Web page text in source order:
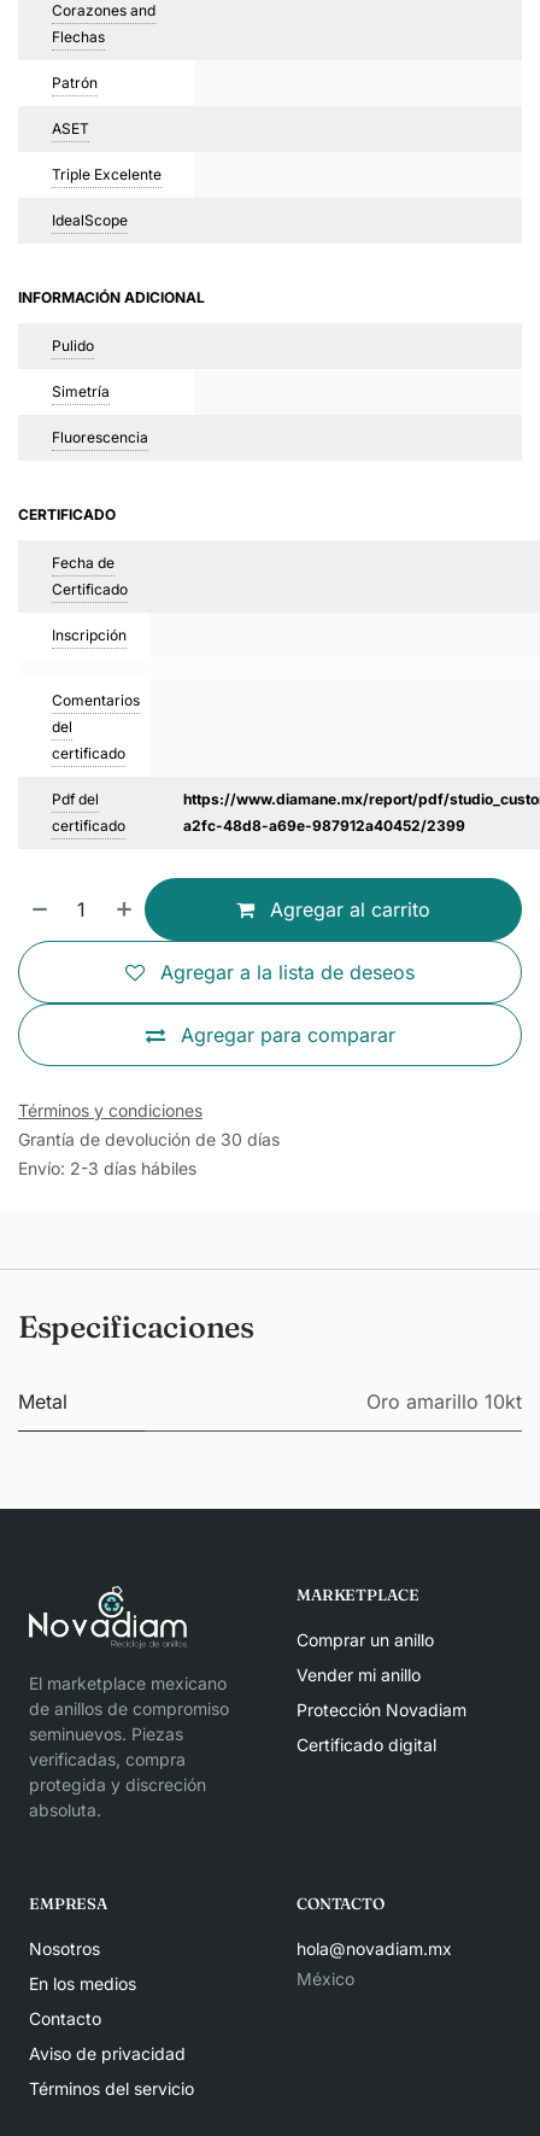
Corazones and
Flechas
Patrón
ASET
Triple Excelente
IdealScope
INFORMACIÓN ADICIONAL
Pulido
Simetría
Fluorescencia
CERTIFICADO
Fecha de
Certificado
Inscripción
Comentarios
del
certificado
Pdf del
certificado
https://www.diamane.mx/report/pdf/
a2fc-48d8-a69e-987912a40452/2399
Agregar al carrito
Agregar para comparar
Agregar a la lista de deseos
Términos y condiciones
Grantía de devolución de 30 días
Envío: 2-3 días hábiles
Especificaciones
Metal Oro amarillo 10kt
El marketplace mexicano
de anillos de compromiso
seminuevos. Piezas
verificadas, compra
protegida y discreción
absoluta.
MARKETPLACE
Comprar un anillo
Vender mi anillo
Protección Novadiam
Certificado digital
EMPRESA
Nosotros
En los medios
Contacto
Aviso de privacidad
Términos del servicio
CONTACTO
hola@novadiam.mx
México